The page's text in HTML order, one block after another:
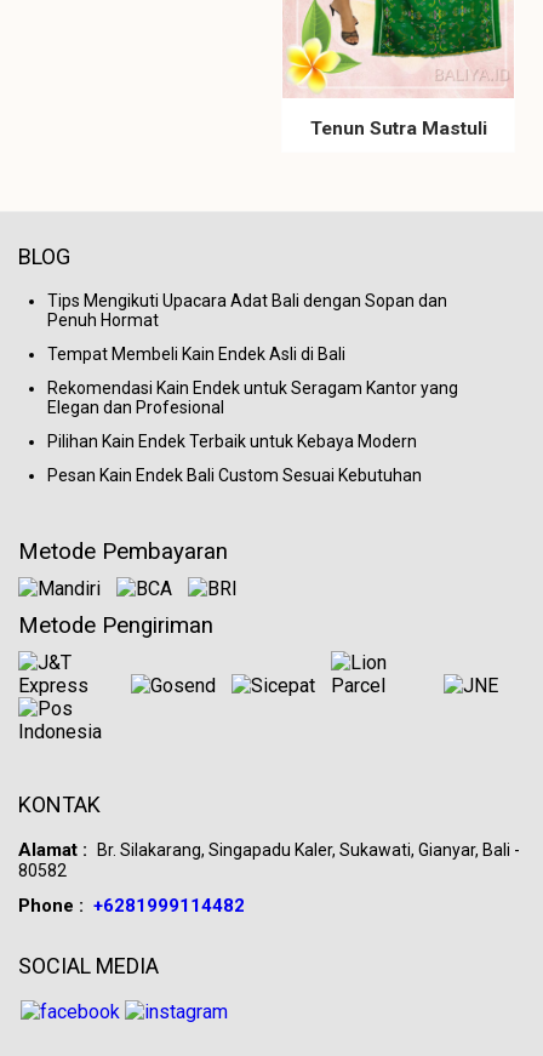
Tenun Sutra Mastuli
BLOG
Tips Mengikuti Upacara Adat Bali dengan Sopan dan
Penuh Hormat
Tempat Membeli Kain Endek Asli di Bali
Rekomendasi Kain Endek untuk Seragam Kantor yang
Elegan dan Profesional
Pilihan Kain Endek Terbaik untuk Kebaya Modern
Pesan Kain Endek Bali Custom Sesuai Kebutuhan
Metode Pembayaran
Metode Pengiriman
KONTAK
Alamat :
Br. Silakarang, Singapadu Kaler, Sukawati, Gianyar, Bali -
80582
Phone : +6281999114482
SOCIAL MEDIA